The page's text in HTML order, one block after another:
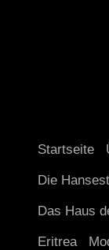
Startseite
Die
Das Haus
Eritrea